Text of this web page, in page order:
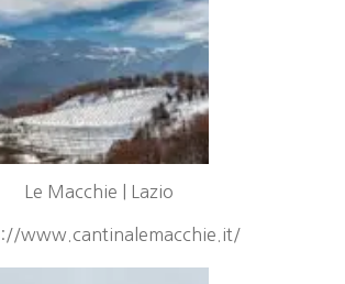
Le Macchie | Lazio
www.cantinalemacchie.it/